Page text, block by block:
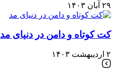
۲۹ آبان ۱۴۰۳
کت کوتاه و دامن در دنیای مد
۲ اردیبهشت ۱۴۰۳